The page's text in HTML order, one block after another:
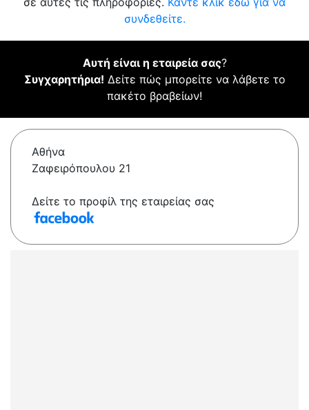
συνδεθείτε.
Αυτή είναι η εταιρεία σας?
Συγχαρητήρια! Δείτε πώς μπορείτε να λάβετε το
πακέτο βραβείων!
Αθήνα
Ζαφειρόπουλου 21
Δείτε το προφίλ της εταιρείας σας